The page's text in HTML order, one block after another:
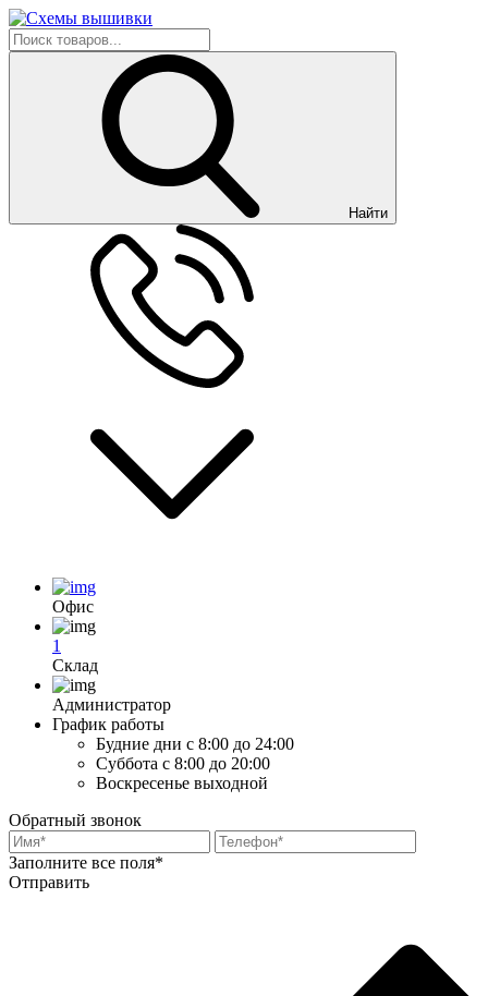
Найти
Офис
1
Склад
Администратор
График работы
Будние дни с 8:00 до 24:00
Суббота с 8:00 до 20:00
Воскресенье выходной
Обратный звонок
Заполните все поля*
Отправить